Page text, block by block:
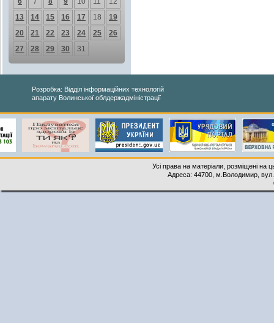
13
14 15 16 17 18
19
20
21 22 23 24 25
26
27
28 29 30 31
Розробка: Відділ інформаційних технологій
апарату Волинської облдержадміністрації
Усі права на матеріали, розміщені на
Адреса: 44700, м.Володимир,